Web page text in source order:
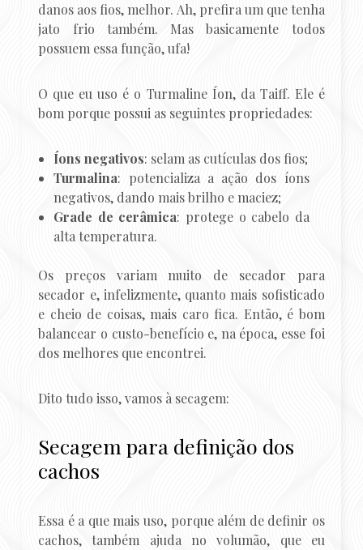
danos aos fios, melhor. Ah, prefira um que tenha
jato frio também. Mas basicamente todos
possuem essa função, ufa!
O que eu uso é o Turmaline Íon, da Taiff. Ele é
bom porque possui as seguintes propriedades:
Íons negativos: selam as cutículas dos fios;
Turmalina: potencializa a ação dos íons
negativos, dando mais brilho e maciez;
Grade de cerâmica: protege o cabelo da
alta temperatura.
Os preços variam muito de secador para
secador e, infelizmente, quanto mais sofisticado
e cheio de coisas, mais caro fica. Então, é bom
balancear o custo-benefício e, na época, esse foi
dos melhores que encontrei.
Dito tudo isso, vamos à secagem:
Secagem para definição dos
cachos
Essa é a que mais uso, porque além de definir os
cachos, também ajuda no volumão, que eu